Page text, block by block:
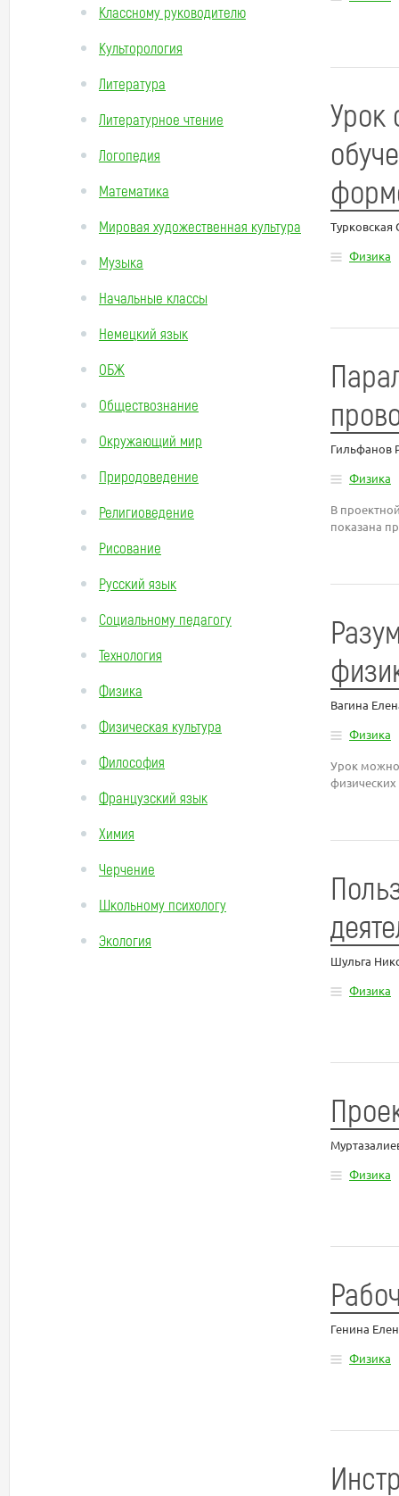
Классному руководителю
Культорология
Литература
Литературное чтение
Логопедия
Математика
Мировая художественная культура
Музыка
Начальные классы
Немецкий язык
ОБЖ
Обществознание
Окружающий мир
Природоведение
Религиоведение
Рисование
Русский язык
Социальному педагогу
Технология
Физика
Физическая культура
Философия
Французский язык
Химия
Черчение
Школьному психологу
Экология
Урок
Турковская
Физика
Гильфанов
Физика
В
показана
Вагина
Физика
Урок можно
Шульга
Физика
Физика
Генина
Физика